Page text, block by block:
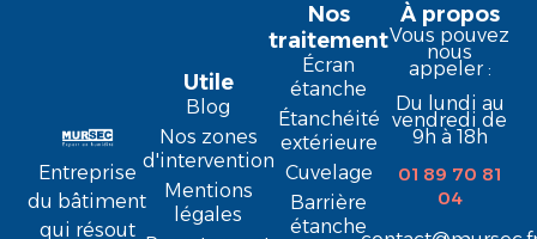
Entreprise
du bâtiment
qui résout
Nos
traitement
Écran
étanche
Étanchéité
extérieure
Cuvelage
Barrière
étanche
Utile
Blog
Nos zones
d'intervention
Mentions
légales
À propos
Vous pouvez
nous
appeler :
Du lundi au
vendredi de
9h à 18h
01 89 70 81
04